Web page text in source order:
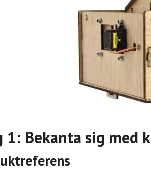
1: Bekanta sig med